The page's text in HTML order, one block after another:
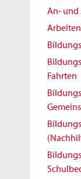
An- und
Fahrten